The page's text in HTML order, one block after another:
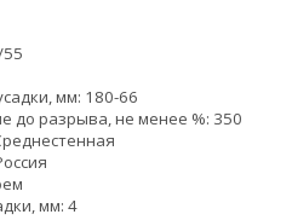
мм: 180-66
до разрыва, не менее %: 350
мм: 4